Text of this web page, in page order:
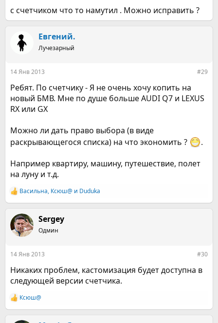
с счетчиком что то намутил . Можно исправить ?
Евгений.
Лучезарный
14 Янв 2013 #29
Ребят. По счетчику - Я не очень хочу копить на
новый БМВ. Мне по душе больше AUDI Q7 и LEXUS
RX или GX
Можно ли дать право выбора (в виде
раскрывающегося списка) на что экономить ?
.
Например квартиру, машину, путешествие, полет
на луну и т.д.
Р
е
к
ц
и
Васильна, Ксюш@ и Duduka
Sergey
Одмин
14 Янв 2013 #30
Никаких проблем, кастомизация будет доступна в
следующей версии счетчика.
Р
е
Ксюш@